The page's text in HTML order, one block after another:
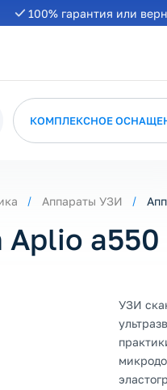
100% гарантия или
КОМПЛЕКСНОЕ
Аппараты УЗИ
Aplio a550
УЗИ